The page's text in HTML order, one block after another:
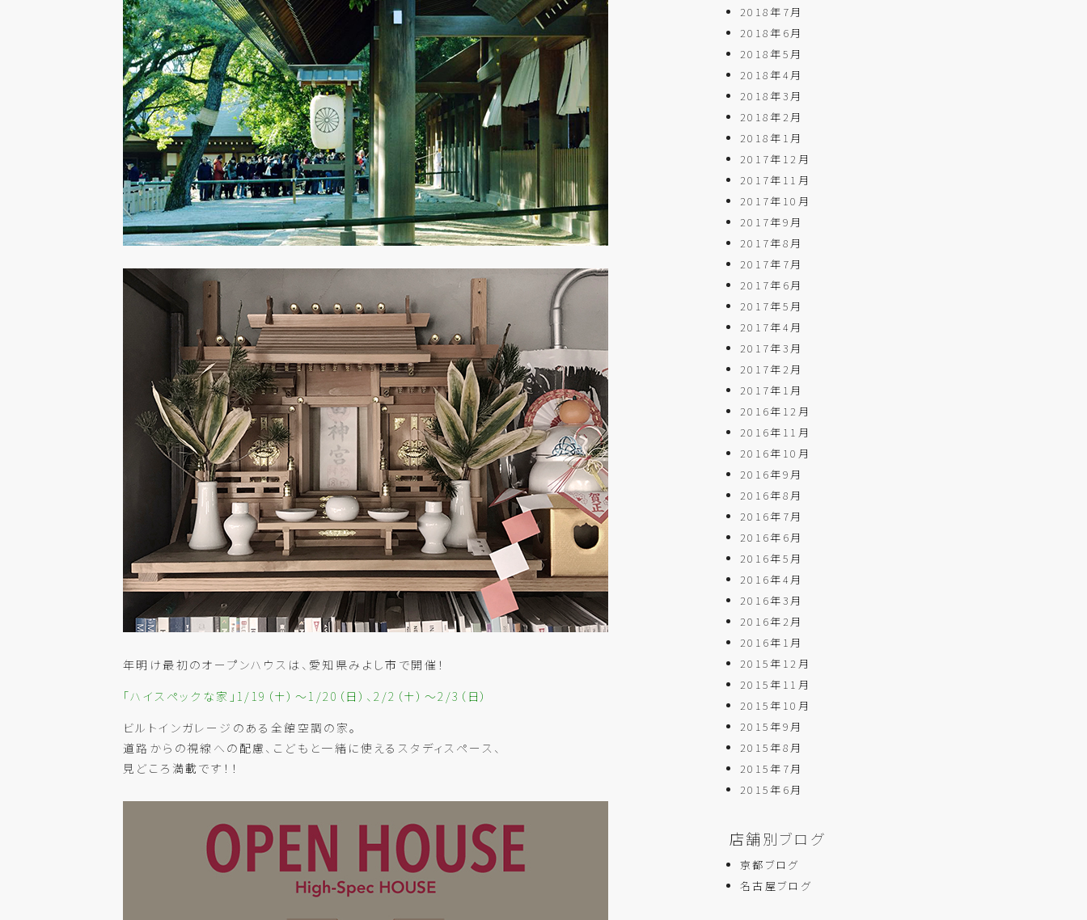
年明け最初のオープンハウスは、愛知県みよし市で開催！
「ハイスペックな家」1/19（土）～1/20（日）、2/2（土）～2/3（日）
ビルトインガレージのある全館空調の家。
道路からの視線への配慮、こどもと一緒に使えるスタディスペース、
見どころ満載です！！
2018年7月
2018年6月
2018年5月
2018年4月
2018年3月
2018年2月
2018年1月
2017年12月
2017年11月
2017年10月
2017年9月
2017年8月
2017年7月
2017年6月
2017年5月
2017年4月
2017年3月
2017年2月
2017年1月
2016年12月
2016年11月
2016年10月
2016年9月
2016年8月
2016年7月
2016年6月
2016年5月
2016年4月
2016年3月
2016年2月
2016年1月
2015年12月
2015年11月
2015年10月
2015年9月
2015年8月
2015年7月
2015年6月
店舗別ブログ
京都ブログ
名古屋ブログ